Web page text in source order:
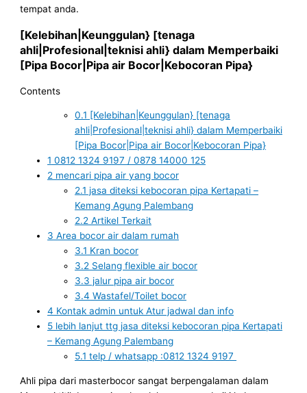
tempat anda.
[Kelebihan|Keunggulan} [tenaga
ahli|Profesional|teknisi ahli} dalam Memperbaiki
[Pipa Bocor|Pipa air Bocor|Kebocoran Pipa}
Contents
0.1 [Kelebihan|Keunggulan} [tenaga
ahli|Profesional|teknisi ahli} dalam Memperbaiki
[Pipa Bocor|Pipa air Bocor|Kebocoran Pipa}
1 0812 1324 9197 / 0878 14000 125
2 mencari pipa air yang bocor
2.1 jasa diteksi kebocoran pipa Kertapati –
Kemang Agung Palembang
2.2 Artikel Terkait
3 Area bocor air dalam rumah
3.1 Kran bocor
3.2 Selang flexible air bocor
3.3 jalur pipa air bocor
3.4 Wastafel/Toilet bocor
4 Kontak admin untuk Atur jadwal dan info
5 lebih lanjut ttg jasa diteksi kebocoran pipa Kertapati
– Kemang Agung Palembang
5.1 telp / whatsapp :0812 1324 9197
Ahli pipa dari masterbocor sangat berpengalaman dalam